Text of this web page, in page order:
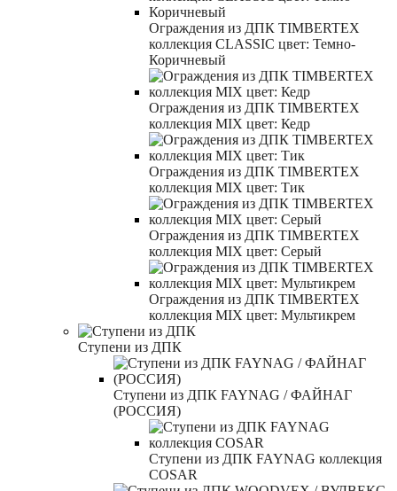
Ограждения из ДПК TIMBERTEX
коллекция CLASSIC цвет: Темно-
Коричневый
Ограждения из ДПК TIMBERTEX
коллекция MIX цвет: Кедр
Ограждения из ДПК TIMBERTEX
коллекция MIX цвет: Тик
Ограждения из ДПК TIMBERTEX
коллекция MIX цвет: Серый
Ограждения из ДПК TIMBERTEX
коллекция MIX цвет: Мультикрем
Ступени из ДПК
Ступени из ДПК FAYNAG / ФАЙНАГ
(РОССИЯ)
Ступени из ДПК FAYNAG коллекция
COSAR